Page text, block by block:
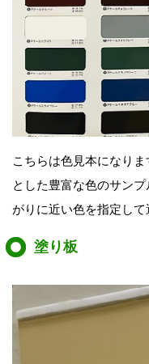
こちらは色見本になり
とした豊富な色のサン
がりに近い色を指定して
塗り板